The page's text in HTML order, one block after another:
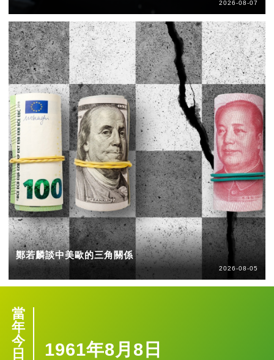
2026-08-07
鄭若麟談中美歐的三角關係
2026-08-05
當
年
今
日
1961年8月8日